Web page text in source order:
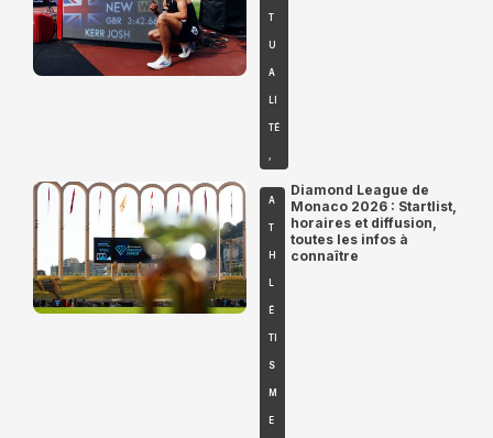
T
U
A
LI
TÉ
,
A
T
H
L
É
TI
S
M
E
Diamond League de
Monaco 2026 : Startlist,
horaires et diffusion,
toutes les infos à
connaître